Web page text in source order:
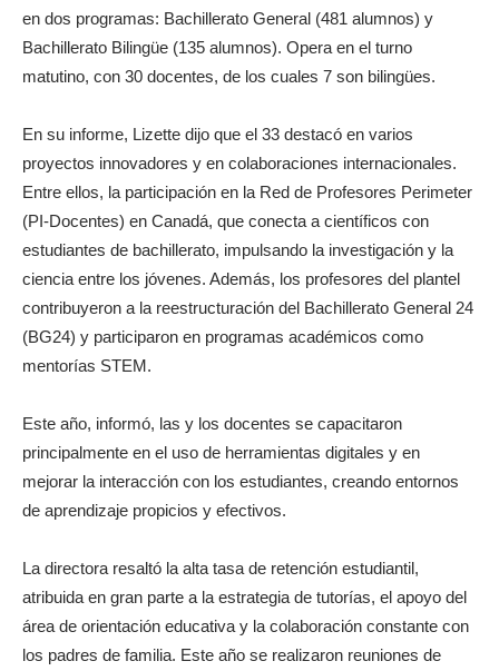
en dos programas: Bachillerato General (481 alumnos) y
Bachillerato Bilingüe (135 alumnos). Opera en el turno
matutino, con 30 docentes, de los cuales 7 son bilingües.
En su informe, Lizette dijo que el 33 destacó en varios
proyectos innovadores y en colaboraciones internacionales.
Entre ellos, la participación en la Red de Profesores Perimeter
(PI-Docentes) en Canadá, que conecta a científicos con
estudiantes de bachillerato, impulsando la investigación y la
ciencia entre los jóvenes. Además, los profesores del plantel
contribuyeron a la reestructuración del Bachillerato General 24
(BG24) y participaron en programas académicos como
mentorías STEM.
Este año, informó, las y los docentes se capacitaron
principalmente en el uso de herramientas digitales y en
mejorar la interacción con los estudiantes, creando entornos
de aprendizaje propicios y efectivos.
La directora resaltó la alta tasa de retención estudiantil,
atribuida en gran parte a la estrategia de tutorías, el apoyo del
área de orientación educativa y la colaboración constante con
los padres de familia. Este año se realizaron reuniones de